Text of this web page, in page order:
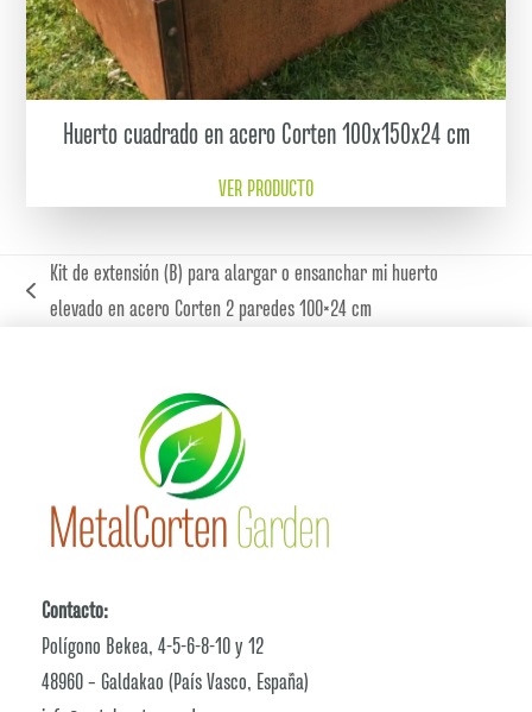
Huerto cuadrado en acero Corten 100x150x24 cm
VER PRODUCTO
previous
Kit de extensión (B) para alargar o ensanchar mi huerto
elevado en acero Corten 2 paredes 100×24 cm
Contacto:
Polígono Bekea, 4-5-6-8-10 y 12
48960 – Galdakao (País Vasco, España)